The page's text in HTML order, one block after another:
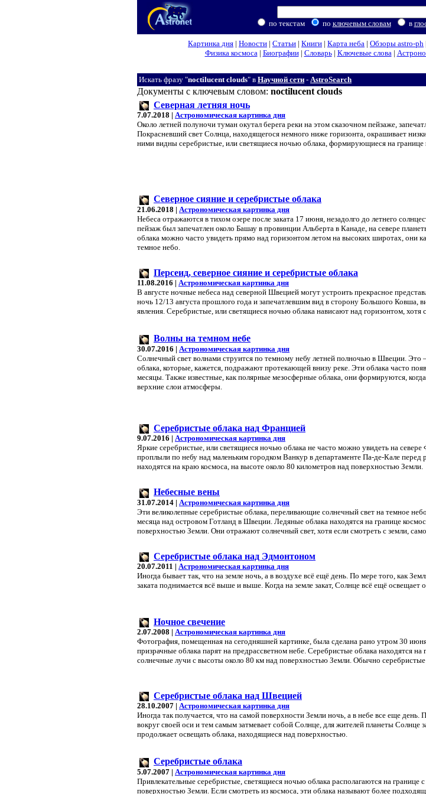
по текстам по ключевым словам в
Картинка дня | Новости | Статьи | Книги | Карта неба | Обзоры astro-ph
Физика космоса| Биографии| Словарь| Ключевые слова|
Искать фразу "noctilucent clouds" в Научной сети - AstroSearch
Документы с ключевым словом: noctilucent clouds
Северная летняя ночь
7.07.2018 | Астрономическая картинка дня
Около летней полуночи туман окутал берега реки на этом сказочном пейзаже,
Покрасневший свет Солнца, находящегося немного ниже горизонта, окрашивает
ними видны серебристые, или светящиеся ночью облака, формирующиеся на границе
Северное сияние и серебристые облака
21.06.2018 | Астрономическая картинка дня
Небеса отражаются в тихом озере после заката 17 июня, незадолго до летнего
пейзаж был запечатлен около Башау в провинции Альберта в Канаде, на севере
облака можно часто увидеть прямо над горизонтом летом на высоких широтах, они
темное небо.
Персеид, северное сияние и серебристые облака
11.08.2016 | Астрономическая картинка дня
В августе ночные небеса над северной Швецией могут устроить прекрасное
ночь 12/13 августа прошлого года и запечатлевшим вид в сторону Большого Ковша,
явления. Серебристые, или светящиеся ночью облака нависают над горизонтом, хотя
Волны на темном небе
30.07.2016 | Астрономическая картинка дня
Солнечный свет волнами струится по темному небу летней полночью в Швеции. Это
облака, которые, кажется, подражают протекающей внизу реке. Эти облака часто
месяцы. Также известные, как полярные мезосферные облака, они формируются,
верхние слои атмосферы.
Серебристые облака над Францией
9.07.2016 | Астрономическая картинка дня
Яркие серебристые, или светящиеся ночью облака не часто можно увидеть на
проплыли по небу над маленьким городком Ванкур в департаменте Па-де-Кале перед
находятся на краю космоса, на высоте около 80 километров над поверхностью Земли.
Небесные вены
31.07.2014 | Астрономическая картинка дня
Эти великолепные серебристые облака, переливающие солнечный свет на темное
месяца над островом Готланд в Швеции. Ледяные облака находятся на границе
поверхностью Земли. Они отражают солнечный свет, хотя если смотреть с земли,
Серебристые облака над Эдмонтоном
20.07.2011 | Астрономическая картинка дня
Иногда бывает так, что на земле ночь, а в воздухе всё ещё день. По мере того, как
заката поднимается всё выше и выше. Когда на земле закат, Солнце всё ещё освещает
Ночное свечение
2.07.2008 | Астрономическая картинка дня
Фотография, помещенная на сегодняшней картинке, была сделана рано утром 30
призрачные облака парят на предрассветном небе. Серебристые облака находятся
солнечные лучи с высоты около 80 км над поверхностью Земли. Обычно
Серебристые облака над Швецией
28.10.2007 | Астрономическая картинка дня
Иногда так получается, что на самой поверхности Земли ночь, а в небе все еще день.
вокруг своей оси и тем самым затмевает собой Солнце, для жителей планеты Солнце
продолжает освещать облака, находящиеся над поверхностью.
Серебристые облака
5.07.2007 | Астрономическая картинка дня
Привлекательные серебристые, светящиеся ночью облака располагаются на границе
поверхностью Земли. Если смотреть из космоса, эти облака называют более